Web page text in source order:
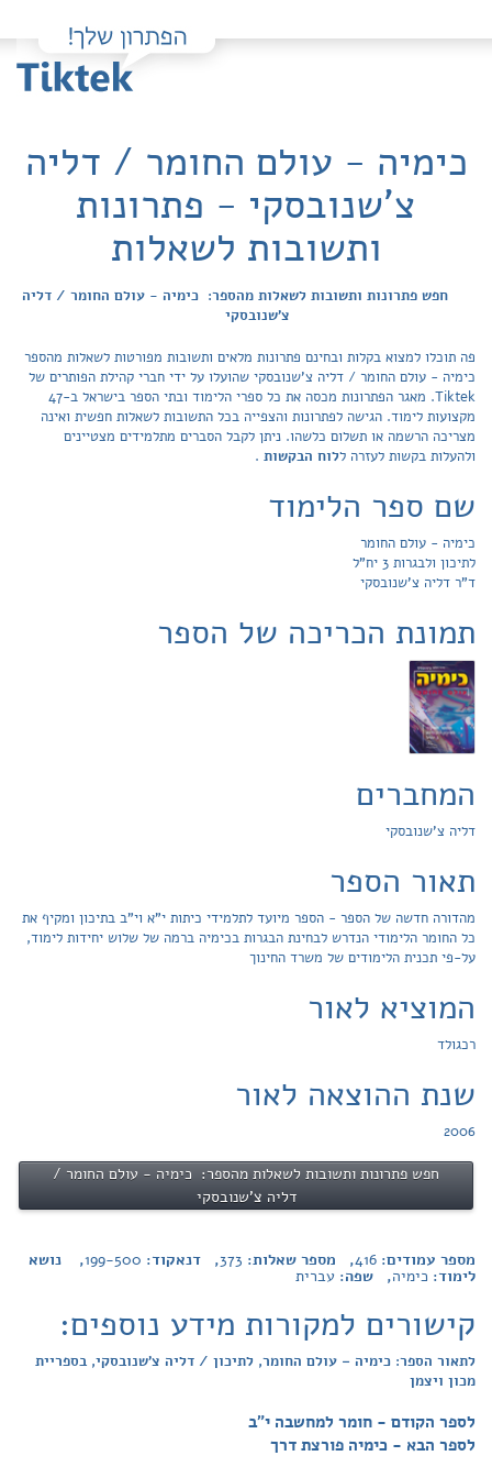
כימיה - עולם החומר / דליה
צ'שנובסקי - פתרונות
ותשובות לשאלות
חפש פתרונות ותשובות לשאלות מהספר: כימיה - עולם החומר / דליה
צ'שנובסקי
פה תוכלו למצוא בקלות ובחינם פתרונות מלאים ותשובות מפורטות לשאלות מהספר
כימיה - עולם החומר / דליה צ'שנובסקי שהועלו על ידי חברי קהילת הפותרים של
Tiktek. מאגר הפתרונות מכסה את כל ספרי הלימוד ובתי הספר בישראל ב-47
מקצועות לימוד. הגישה לפתרונות והצפייה בכל התשובות לשאלות חפשית ואינה
מצריכה הרשמה או תשלום כלשהו. ניתן לקבל הסברים מתלמידים מצטיינים
ולהעלות בקשות לעזרה ללוח הבקשות .
שם ספר הלימוד
כימיה - עולם החומר
לתיכון ולבגרות 3 יח"ל
ד"ר דליה צ'שנובסקי
תמונת הכריכה של הספר
המחברים
דליה צ'שנובסקי
תאור הספר
מהדורה חדשה של הספר - הספר מיועד לתלמידי כיתות י"א וי"ב בתיכון ומקיף את
כל החומר הלימודי הנדרש לבחינת הבגרות בכימיה ברמה של שלוש יחידות לימוד,
על-פי תכנית הלימודים של משרד החינוך
המוציא לאור
רכגולד
שנת ההוצאה לאור
2006
חפש פתרונות ותשובות לשאלות מהספר: כימיה - עולם החומר /
דליה צ'שנובסקי
מספר עמודים: 416, מספר שאלות: 373, דנאקוד: 199-500, נושא
לימוד: כימיה, שפה: עברית
קישורים למקורות מידע נוספים:
לתאור הספר: כימיה – עולם החומר, לתיכון / דליה צ'שנובסקי, בספריית
מכון ויצמן
לספר הקודם - חומר למחשבה י"ב
לספר הבא - כימיה פורצת דרך